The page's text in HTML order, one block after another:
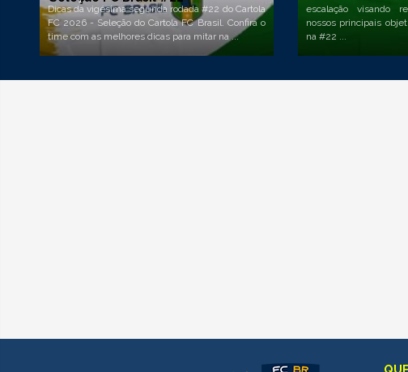
Dicas da vigésima segunda rodada #22 do Cartola
FC 2026 - Seleção do Cartola FC Brasil. Confira o
time com as melhores dicas para mitar na ...
escalação visando
nossos principais
na #22 ...